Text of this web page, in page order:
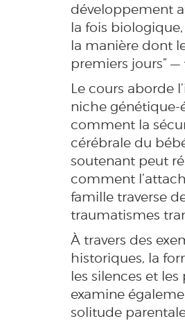
développement
la fois
la manière dont
premiers jours”
Le cours aborde
niche génétique-
comment la
cérébrale du
soutenant peut
comment
famille traverse
traumatismes
À travers des
historiques, la
les silences et
examine
solitude